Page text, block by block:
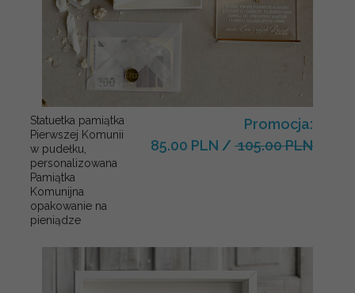
Statuetka pamiątka
Pierwszej Komunii
w pudełku,
personalizowana
Pamiątka
Komunijna
opakowanie na
pieniądze
Promocja:
85.00 PLN / 105.00 PLN